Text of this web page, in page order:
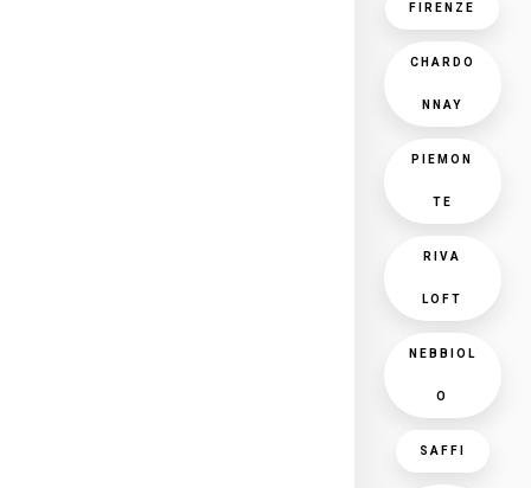
FIRENZE
CHARDO
NNAY
PIEMON
TE
RIVA
LOFT
NEBBIOL
O
SAFFI